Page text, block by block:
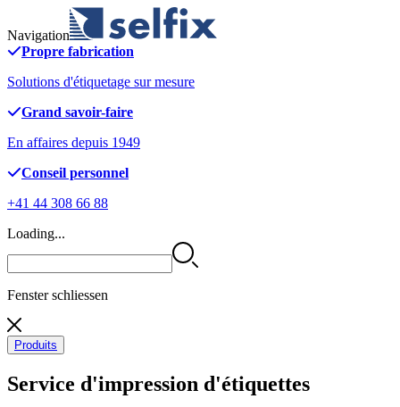
Navigation
Propre fabrication
Solutions d'étiquetage sur mesure
Grand savoir-faire
En affaires depuis 1949
Conseil personnel
+41 44 308 66 88
Loading...
Fenster schliessen
Produits
Service d'impression d'étiquettes